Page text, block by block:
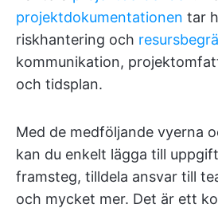
projektdokumentationen tar
riskhantering och
kommunikation,
och tidsplan.
Med de medföljande vyerna
kan du enkelt lägga till
framsteg, tilldela ansvar till
och mycket mer. Det är ett